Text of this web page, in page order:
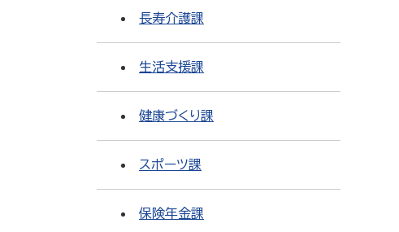
長寿介護課
生活支援課
健康づくり課
スポーツ課
保険年金課